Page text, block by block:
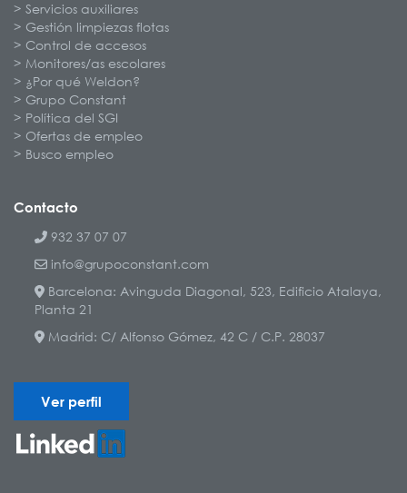
Servicios auxiliares
Gestión limpiezas flotas
Control de accesos
Monitores/as escolares
¿Por qué Weldon?
Grupo Constant
Política del SGI
Ofertas de empleo
Busco empleo
Contacto
932 37 07 07
info@grupoconstant.com
Barcelona: Avinguda Diagonal, 523, Edificio Atalaya,
Planta 21
Madrid: C/ Alfonso Gómez, 42 C / C.P. 28037
Ver perfil